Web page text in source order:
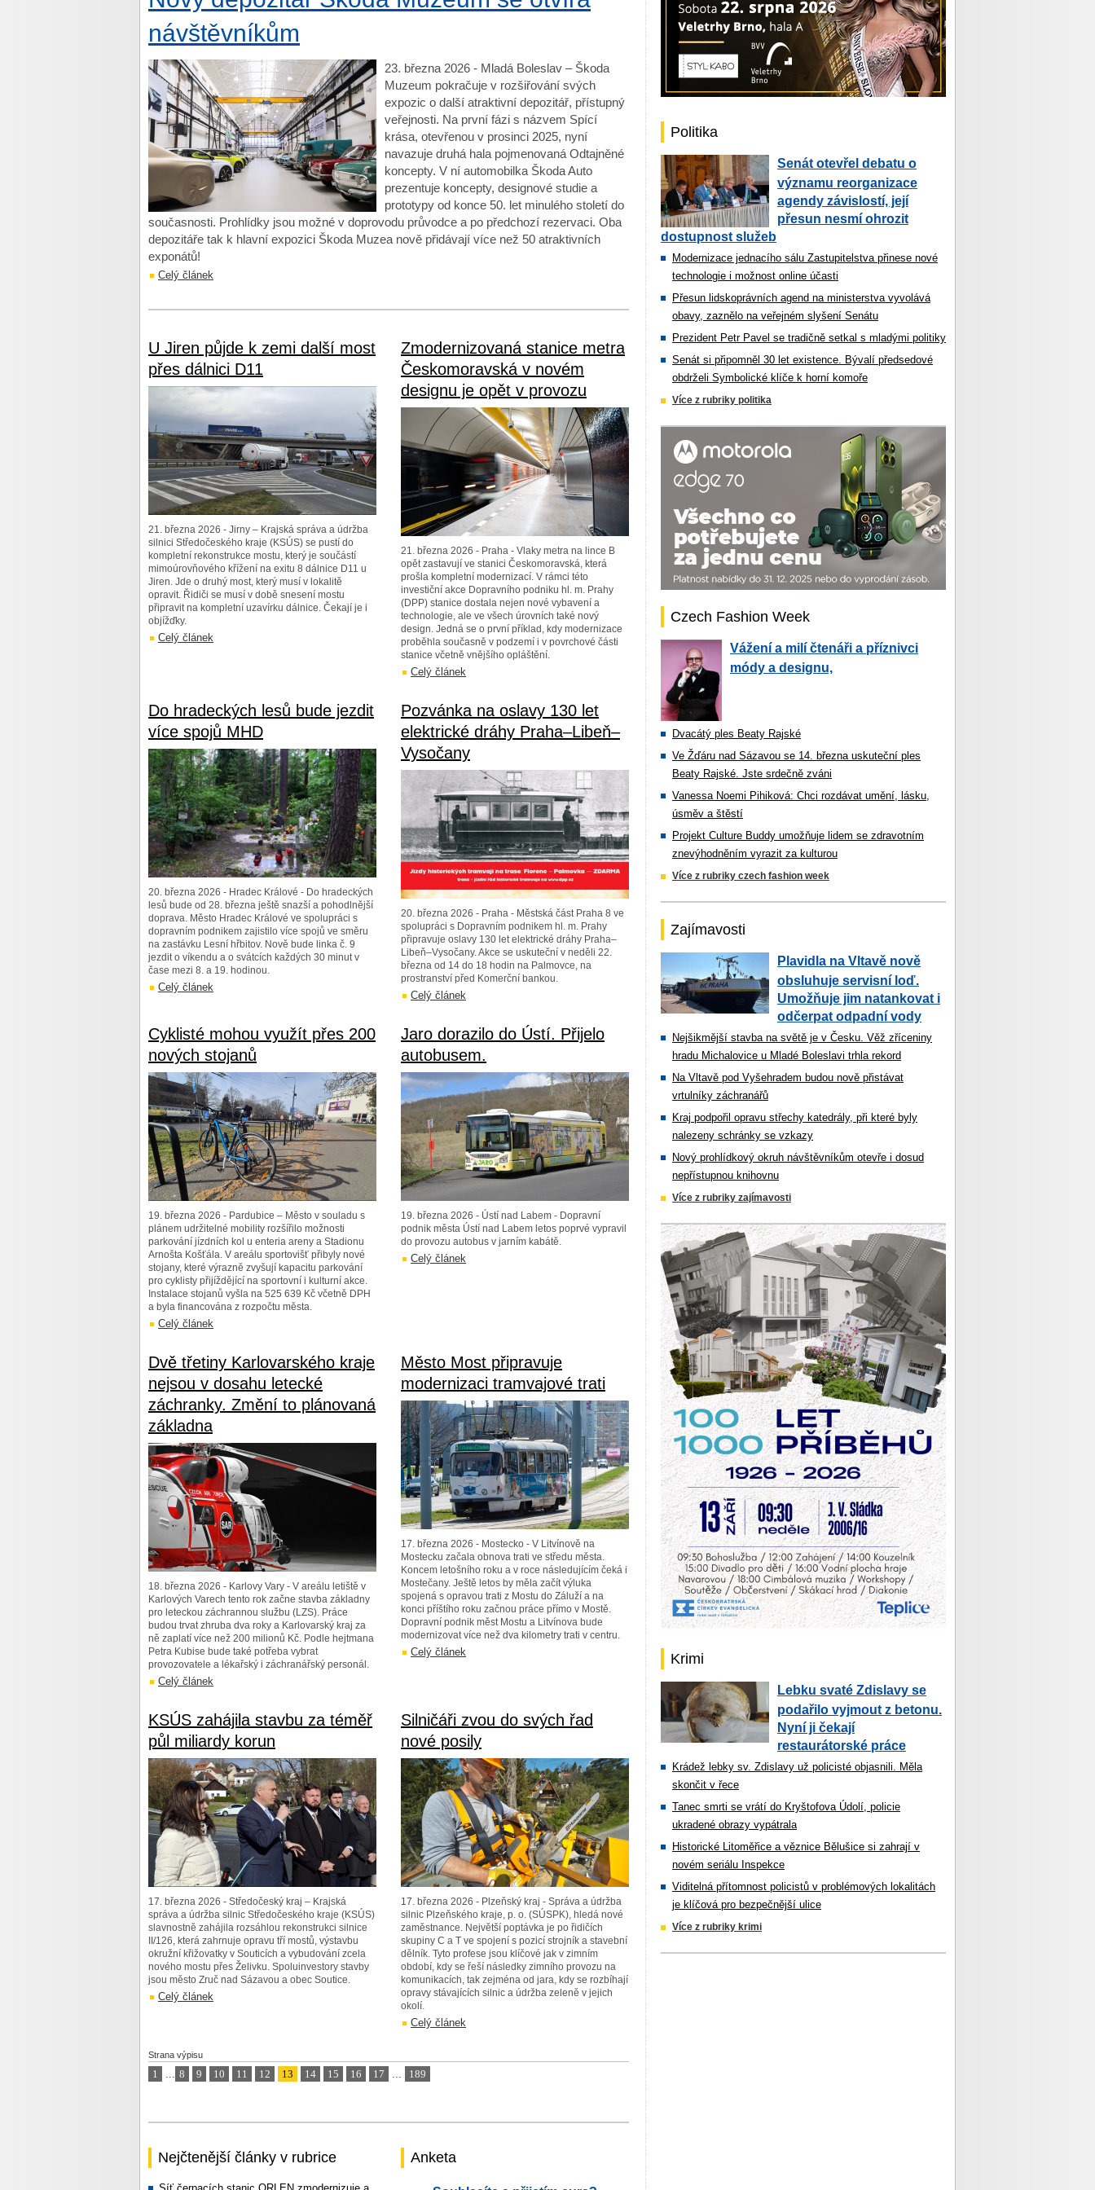
návštěvníkům
23. března 2026 - Mladá Boleslav – Škoda
Muzeum pokračuje v rozšiřování svých
expozic o další atraktivní depozitář, přístupný
veřejnosti. Na první fázi s názvem Spící
krása, otevřenou v prosinci 2025, nyní
navazuje druhá hala pojmenovaná Odtajněné
koncepty. V ní automobilka Škoda Auto
prezentuje koncepty, designové studie a
prototypy od konce 50. let minulého století do
současnosti. Prohlídky jsou možné v doprovodu průvodce a po předchozí rezervaci. Oba
depozitáře tak k hlavní expozici Škoda Muzea nově přidávají více než 50 atraktivních
exponátů!
Celý článek
U Jiren půjde k zemi další most
přes dálnici D11
21. března 2026 - Jirny – Krajská správa a údržba
silnici Středočeského kraje (KSÚS) se pustí do
kompletní rekonstrukce mostu, který je součástí
mimoúrovňového křížení na exitu 8 dálnice D11 u
Jiren. Jde o druhý most, který musí v lokalitě
opravit. Řidiči se musí v době snesení mostu
připravit na kompletní uzavírku dálnice. Čekají je i
objížďky.
Celý článek
Zmodernizovaná stanice metra
Českomoravská v novém
designu je opět v provozu
21. března 2026 - Praha - Vlaky metra na lince B
opět zastavují ve stanici Českomoravská, která
prošla kompletní modernizací. V rámci této
investiční akce Dopravního podniku hl. m. Prahy
(DPP) stanice dostala nejen nové vybavení a
technologie, ale ve všech úrovních také nový
design. Jedná se o první příklad, kdy modernizace
proběhla současně v podzemí i v povrchové části
stanice včetně vnějšího opláštění.
Celý článek
Do hradeckých lesů bude jezdit
více spojů MHD
20. března 2026 - Hradec Králové - Do hradeckých
lesů bude od 28. března ještě snazší a pohodlnější
doprava. Město Hradec Králové ve spolupráci s
dopravním podnikem zajistilo více spojů ve směru
na zastávku Lesní hřbitov. Nově bude linka č. 9
jezdit o víkendu a o svátcích každých 30 minut v
čase mezi 8. a 19. hodinou.
Celý článek
Pozvánka na oslavy 130 let
elektrické dráhy Praha–Libeň–
Vysočany
20. března 2026 - Praha - Městská část Praha 8 ve
spolupráci s Dopravním podnikem hl. m. Prahy
připravuje oslavy 130 let elektrické dráhy Praha–
Libeň–Vysočany. Akce se uskuteční v neděli 22.
března od 14 do 18 hodin na Palmovce, na
prostranství před Komerční bankou.
Celý článek
Cyklisté mohou využít přes 200
nových stojanů
19. března 2026 - Pardubice – Město v souladu s
plánem udržitelné mobility rozšířilo možnosti
parkování jízdních kol u enteria areny a Stadionu
Arnošta Košťála. V areálu sportovišť přibyly nové
stojany, které výrazně zvyšují kapacitu parkování
pro cyklisty přijíždějící na sportovní i kulturní akce.
Instalace stojanů vyšla na 525 639 Kč včetně DPH
a byla financována z rozpočtu města.
Celý článek
Jaro dorazilo do Ústí. Přijelo
autobusem.
19. března 2026 - Ústí nad Labem - Dopravní
podnik města Ústí nad Labem letos poprvé vypravil
do provozu autobus v jarním kabátě.
Celý článek
Dvě třetiny Karlovarského kraje
nejsou v dosahu letecké
záchranky. Změní to plánovaná
základna
18. března 2026 - Karlovy Vary - V areálu letiště v
Karlových Varech tento rok začne stavba základny
pro leteckou záchrannou službu (LZS). Práce
budou trvat zhruba dva roky a Karlovarský kraj za
ně zaplatí více než 200 milionů Kč. Podle hejtmana
Petra Kubise bude také potřeba vybrat
provozovatele a lékařský i záchranářský personál.
Celý článek
Město Most připravuje
modernizaci tramvajové trati
17. března 2026 - Mostecko - V Litvínově na
Mostecku začala obnova trati ve středu města.
Koncem letošního roku a v roce následujícím čeká i
Mostečany. Ještě letos by měla začít výluka
spojená s opravou trati z Mostu do Záluží a na
konci příštího roku začnou práce přímo v Mostě.
Dopravní podnik měst Mostu a Litvínova bude
modernizovat více než dva kilometry trati v centru.
Celý článek
KSÚS zahájila stavbu za téměř
půl miliardy korun
17. března 2026 - Středočeský kraj – Krajská
správa a údržba silnic Středočeského kraje (KSÚS)
slavnostně zahájila rozsáhlou rekonstrukci silnice
II/126, která zahrnuje opravu tří mostů, výstavbu
okružní křižovatky v Souticích a vybudování zcela
nového mostu přes Želivku. Spoluinvestory stavby
jsou město Zruč nad Sázavou a obec Soutice.
Celý článek
Silničáři zvou do svých řad
nové posily
17. března 2026 - Plzeňský kraj - Správa a údržba
silnic Plzeňského kraje, p. o. (SÚSPK), hledá nové
zaměstnance. Největší poptávka je po řidičích
skupiny C a T ve spojení s pozicí strojník a stavební
dělník. Tyto profese jsou klíčové jak v zimním
období, kdy se řeší následky zimního provozu na
komunikacích, tak zejména od jara, kdy se rozbíhají
opravy stávajících silnic a údržba zeleně v jejich
okolí.
Celý článek
Strana výpisu
1 ... 8 9 10 11 12 13 14 15 16 17 ... 189
Nejčtenější články v rubrice Anketa
Politika
Senát otevřel debatu o
významu reorganizace
agendy závislostí, její
přesun nesmí ohrozit
dostupnost služeb
Modernizace jednacího sálu Zastupitelstva přinese nové
technologie i možnost online účasti
Přesun lidskoprávních agend na ministerstva vyvolává
obavy, zaznělo na veřejném slyšení Senátu
Prezident Petr Pavel se tradičně setkal s mladými politiky
Senát si připomněl 30 let existence. Bývalí předsedové
obdrželi Symbolické klíče k horní komoře
Více z rubriky politika
Czech Fashion Week
Vážení a milí čtenáři a příznivci
módy a designu,
Dvacátý ples Beaty Rajské
Ve Žďáru nad Sázavou se 14. března uskuteční ples
Beaty Rajské. Jste srdečně zváni
Vanessa Noemi Pihiková: Chci rozdávat umění, lásku,
úsměv a štěstí
Projekt Culture Buddy umožňuje lidem se zdravotním
znevýhodněním vyrazit za kulturou
Více z rubriky czech fashion week
Zajímavosti
Plavidla na Vltavě nově
obsluhuje servisní loď.
Umožňuje jim natankovat i
odčerpat odpadní vody
Nejšikmější stavba na světě je v Česku. Věž zříceniny
hradu Michalovice u Mladé Boleslavi trhla rekord
Na Vltavě pod Vyšehradem budou nově přistávat
vrtulníky záchranářů
Kraj podpořil opravu střechy katedrály, při které byly
nalezeny schránky se vzkazy
Nový prohlídkový okruh návštěvníkům otevře i dosud
nepřístupnou knihovnu
Více z rubriky zajímavosti
Krimi
Lebku svaté Zdislavy se
podařilo vyjmout z betonu.
Nyní ji čekají
restaurátorské práce
Krádež lebky sv. Zdislavy už policisté objasnili. Měla
skončit v řece
Tanec smrti se vrátí do Kryštofova Údolí, policie
ukradené obrazy vypátrala
Historické Litoměřice a věznice Bělušice si zahrají v
novém seriálu Inspekce
Viditelná přítomnost policistů v problémových lokalitách
je klíčová pro bezpečnější ulice
Více z rubriky krimi